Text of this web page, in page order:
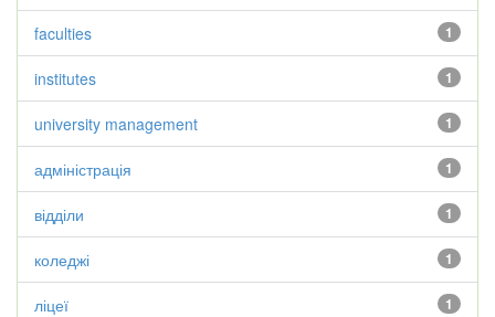
1
faculties
1
institutes
1
university management
1
адміністрація
1
відділи
1
коледжі
1
ліцеї